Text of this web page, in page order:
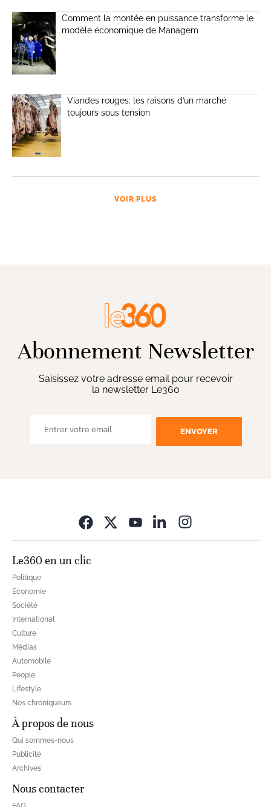
Comment la montée en puissance transforme le
modèle économique de Managem
Viandes rouges: les raisons d’un marché
toujours sous tension
VOIR PLUS
Abonnement Newsletter
Saisissez votre adresse email pour recevoir
la newsletter Le360
ENVOYER
Le360 en un clic
Politique
Economie
Société
International
Culture
Médias
Automobile
People
Lifestyle
Nos chroniqueurs
À propos de nous
Qui sommes-nous
Publicité
Archives
Nous contacter